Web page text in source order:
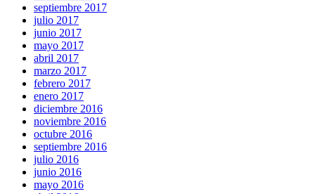
septiembre 2017
julio 2017
junio 2017
mayo 2017
abril 2017
marzo 2017
febrero 2017
enero 2017
diciembre 2016
noviembre 2016
octubre 2016
septiembre 2016
julio 2016
junio 2016
mayo 2016